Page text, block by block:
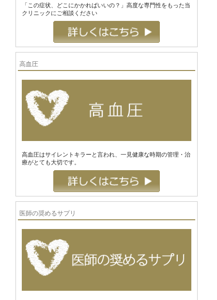
「この症状、どこにかかればいいの？」高度な専門性をもった当
クリニックにご相談ください
高血圧
高血圧はサイレントキラーと言われ、一見健康な時期の管理・治
療がとても大切です。
医師の奨めるサプリ